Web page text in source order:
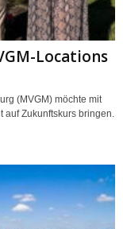
Locations
(MVGM) möchte mit
Zukunftskurs bringen.